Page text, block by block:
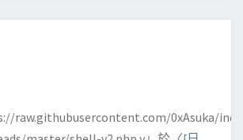
raw.githubusercontent.com/0xAsuka/